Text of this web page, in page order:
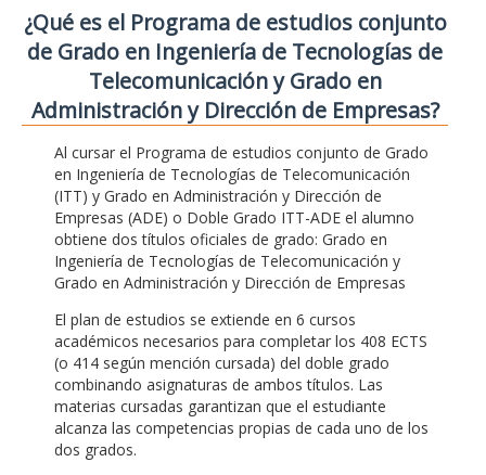
¿Qué es el Programa de estudios conjunto
de Grado en Ingeniería de Tecnologías de
Telecomunicación y Grado en
Administración y Dirección de Empresas?
Al cursar el Programa de estudios conjunto de Grado
en Ingeniería de Tecnologías de Telecomunicación
(ITT) y Grado en Administración y Dirección de
Empresas (ADE) o Doble Grado ITT-ADE el alumno
obtiene dos títulos oficiales de grado: Grado en
Ingeniería de Tecnologías de Telecomunicación y
Grado en Administración y Dirección de Empresas
El plan de estudios se extiende en 6 cursos
académicos necesarios para completar los 408 ECTS
(o 414 según mención cursada) del doble grado
combinando asignaturas de ambos títulos. Las
materias cursadas garantizan que el estudiante
alcanza las competencias propias de cada uno de los
dos grados.